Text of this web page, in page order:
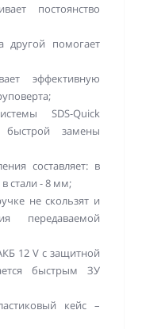
постоянство
другой помогает
эффективную
SDS-Quick
замены
составляет: в
стали - 8 мм;
не скользят и
передаваемой
12 V с защитной
быстрым ЗУ
кейс –